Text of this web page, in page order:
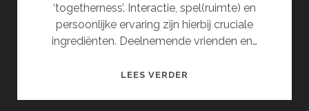
‘togetherness’. Interactie, spel(ruimte) en
persoonlijke ervaring zijn hierbij cruciale
ingrediënten. Deelnemende vrienden en…
LEES VERDER